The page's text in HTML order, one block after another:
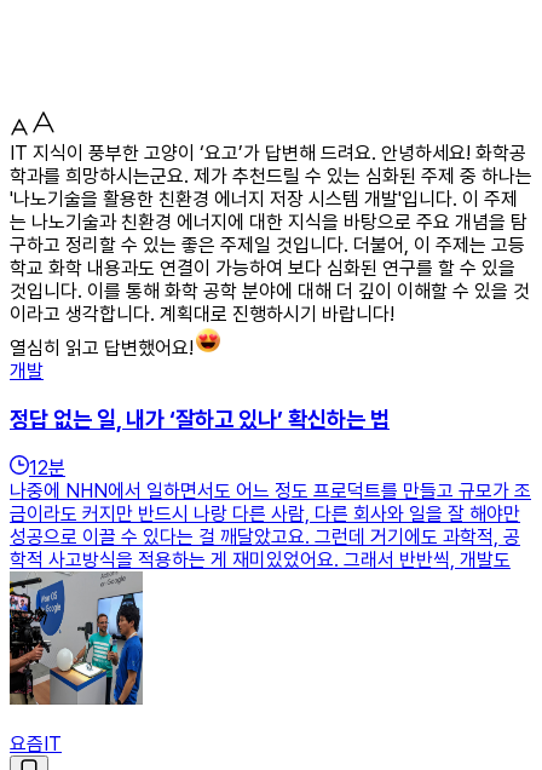
IT 지식이 풍부한 고양이 ‘요고’가 답변해 드려요. 안녕하세요! 화학공
학과를 희망하시는군요. 제가 추천드릴 수 있는 심화된 주제 중 하나는
'나노기술을 활용한 친환경 에너지 저장 시스템 개발'입니다. 이 주제
는 나노기술과 친환경 에너지에 대한 지식을 바탕으로 주요 개념을 탐
구하고 정리할 수 있는 좋은 주제일 것입니다. 더불어, 이 주제는 고등
학교 화학 내용과도 연결이 가능하여 보다 심화된 연구를 할 수 있을
것입니다. 이를 통해 화학 공학 분야에 대해 더 깊이 이해할 수 있을 것
이라고 생각합니다. 계획대로 진행하시기 바랍니다!
열심히 읽고 답변했어요!
개발
정답 없는 일, 내가 ‘잘하고 있나’ 확신하는 법
12분
나중에 NHN에서 일하면서도 어느 정도 프로덕트를 만들고 규모가 조
금이라도 커지만 반드시 나랑 다른 사람, 다른 회사와 일을 잘 해야만
성공으로 이끌 수 있다는 걸 깨달았고요. 그런데 거기에도 과학적, 공
학적 사고방식을 적용하는 게 재미있었어요. 그래서 반반씩, 개발도
요즘IT